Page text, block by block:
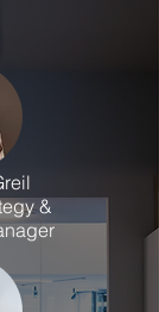
&